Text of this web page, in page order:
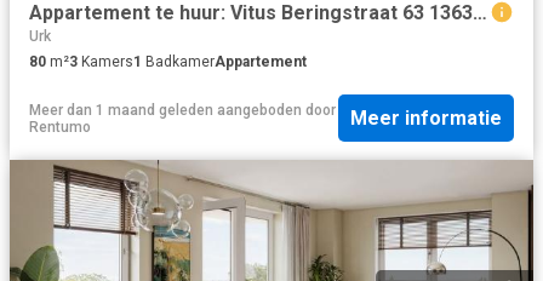
Appartement te huur: Vitus Beringstraat 63 1363 LR Almere
Urk
80 m²3 Kamers1 BadkamerAppartement
Meer dan 1 maand geleden aangeboden door
Rentumo
Meer informatie